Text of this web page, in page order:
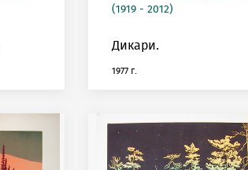
(1919 - 2012)
Дикари.
1977 г.